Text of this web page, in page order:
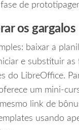
de
os gargalos
baixar a
e substituir as
do LibreOffice.
um
link de
usando